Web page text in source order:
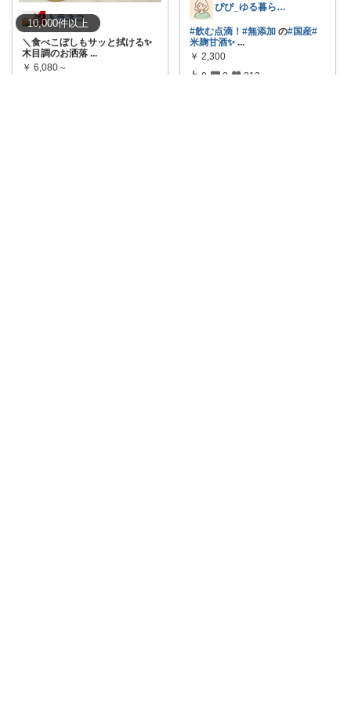
10,000件以上
トラネコ
＼食べこぼしもサッと拭ける✨
木目調のお洒落 ...
￥ 6,080～
ぴぴ_ゆる暮らし🌿
#飲む点滴！ #無添加 の#国産#
米麹甘酒✨ ...
￥ 2,300
0 3 313